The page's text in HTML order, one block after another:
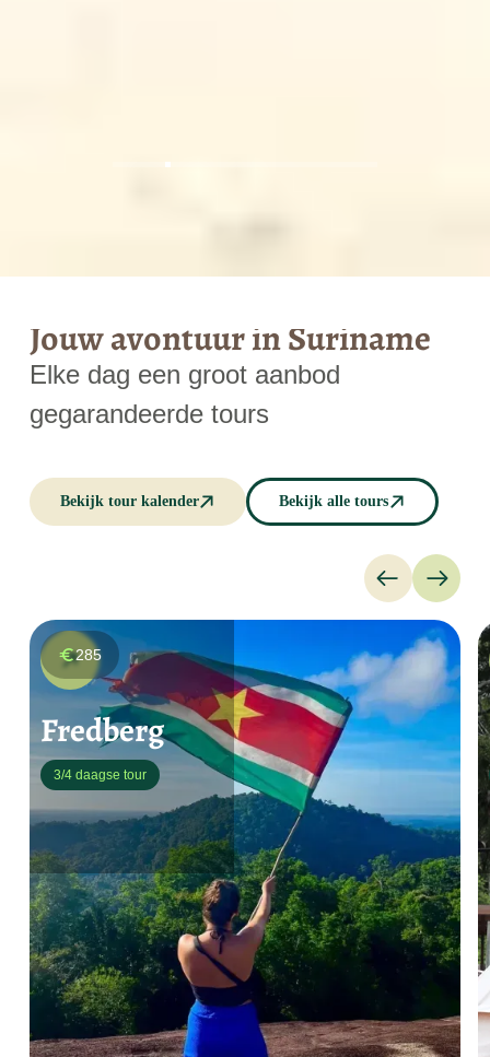
Jouw avontuur in Suriname
Elke dag een groot aanbod
gegarandeerde tours
Bekijk tour kalender Bekijk alle tours
285
Fredberg
3/4 daagse tour